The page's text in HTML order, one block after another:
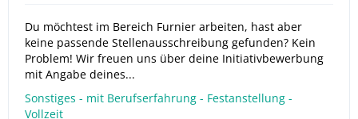
Du möchtest im Bereich Furnier arbeiten, hast aber
keine passende Stellenausschreibung gefunden? Kein
Problem! Wir freuen uns über deine Initiativbewerbung
mit Angabe deines...
Sonstiges - mit Berufserfahrung - Festanstellung -
Vollzeit